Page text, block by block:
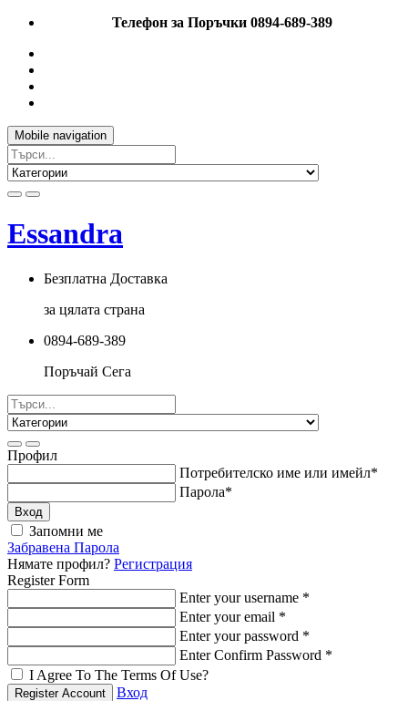
Телефон за Поръчки 0894-689-389
Mobile navigation
Essandra
Безплатна Доставка
за цялата страна
0894-689-389
Поръчай Сега
Профил
Потребителско име или имейл*
Парола*
Вход
Запомни ме
Забравена Парола
Нямате профил? Регистрация
Register Form
Enter your username *
Enter your email *
Enter your password *
Enter Confirm Password *
I Agree To The Terms Of Use?
Register Account Вход